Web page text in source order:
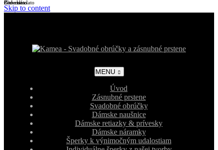
Skip to content
MENU
Úvod
Zásnubné prstene
Svadobné obrúčky
Dámske naušnice
Dámske retiazky & prívesky
Dámske náramky
Šperky k výnimočným udalostiam
Biele zlato
Žlté zlato
Červené zlato